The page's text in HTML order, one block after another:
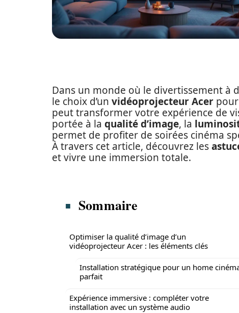
Dans un monde où le divertissement à
le choix d’un vidéoprojecteur Acer
peut transformer votre expérience de
portée à la qualité d’image, la
permet de profiter de soirées cinéma
À travers cet article, découvrez les
et vivre une immersion totale.
Sommaire
Optimiser la qualité d’image d’un
vidéoprojecteur Acer : les éléments clés
Installation stratégique pour un home
parfait
Expérience immersive : compléter votre
installation avec un système audio